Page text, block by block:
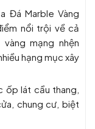
Đá Marble Vàng
nổi trội về cả
mạng nhện
hạng mục xây
ốp lát cầu thang,
chung cư, biệt